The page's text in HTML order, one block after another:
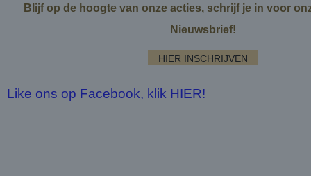
Blijf op de hoogte van onze acties, schrijf je in voor
Nieuwsbrief!
HIER INSCHRIJVEN
Like ons op Facebook, klik HIER!